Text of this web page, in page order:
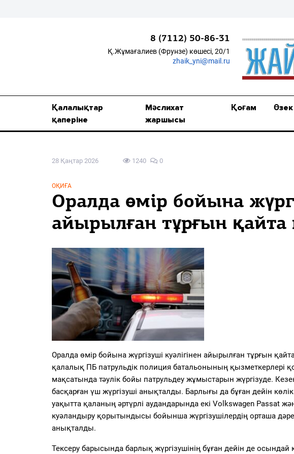
Мәслихат жаршысы
Дені сау ұлт
«Жайық үні» — 33 жыл
8 (7112) 50-86-31
Қ.Жұмағалиев (Фрунзе) көшесі, 20/1
zhaik_yni@mail.ru
Қалалықтар
қаперіне
Мәслихат
жаршысы
Қоғам Өзек
28 Қаңтар 2026 1240 0
ОҚИҒА
Оралда өмір бойына
айырылған тұрғын қайта
Оралда өмір бойына жүргізуші куәлігінен айырылған тұрғын
қалалық ПБ патрульдік полиция батальонының қызметкерлері
мақсатында тәулік бойы патрульдеу жұмыстарын жүргізуде.
басқарған үш жүргізуші анықталды. Барлығы да бұған дейін
уақытта қаланың әртүрлі аудандарында екі Volkswagen Passat
куәландыру қорытындысы бойынша жүргізушілердің орташа
анықталды.
Тексеру барысында барлық жүргізушінің бұған дейін де